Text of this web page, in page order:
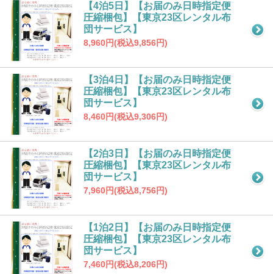
【4泊5日】【お届のみ日時指定便
圧縮梱包】【東京23区レンタル布
団サービス】
8,960円(税込9,856円)
【3泊4日】【お届のみ日時指定便
圧縮梱包】【東京23区レンタル布
団サービス】
8,460円(税込9,306円)
【2泊3日】【お届のみ日時指定便
圧縮梱包】【東京23区レンタル布
団サービス】
7,960円(税込8,756円)
【1泊2日】【お届のみ日時指定便
圧縮梱包】【東京23区レンタル布
団サービス】
7,460円(税込8,206円)